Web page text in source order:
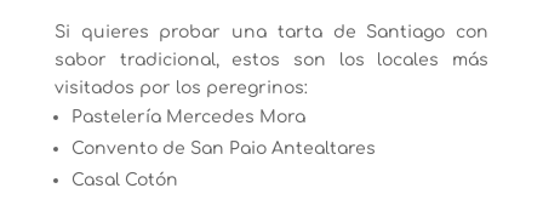
Si quieres probar una tarta de Santiago con
sabor tradicional, estos son los locales más
visitados por los peregrinos:
Pastelería Mercedes Mora
Convento de San Paio Antealtares
Casal Cotón